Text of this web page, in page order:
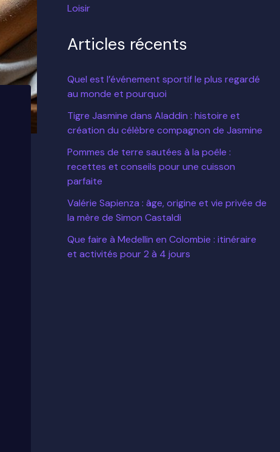
Loisir
Articles récents
Quel est l’événement sportif le plus regardé
au monde et pourquoi
Tigre Jasmine dans Aladdin : histoire et
création du célèbre compagnon de Jasmine
Pommes de terre sautées à la poêle :
recettes et conseils pour une cuisson
parfaite
Valérie Sapienza : âge, origine et vie privée de
la mère de Simon Castaldi
Que faire à Medellin en Colombie : itinéraire
et activités pour 2 à 4 jours